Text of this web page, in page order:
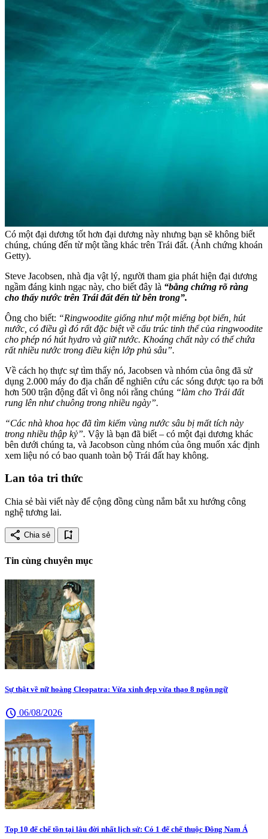
Có một đại dương tốt hơn đại dương này nhưng bạn sẽ không biết
chúng, chúng đến từ một tầng khác trên Trái đất. (Ảnh chứng khoán
Getty).
Steve Jacobsen, nhà địa vật lý, người tham gia phát hiện đại dương
ngầm đáng kinh ngạc này, cho biết đây là “bằng chứng rõ ràng
cho thấy nước trên Trái đất đến từ bên trong”.
Ông cho biết: “Ringwoodite giống như một miếng bọt biển, hút
nước, có điều gì đó rất đặc biệt về cấu trúc tinh thể của ringwoodite
cho phép nó hút hydro và giữ nước. Khoáng chất này có thể chứa
rất nhiều nước trong điều kiện lớp phủ sâu”.
Về cách họ thực sự tìm thấy nó, Jacobsen và nhóm của ông đã sử
dụng 2.000 máy đo địa chấn để nghiên cứu các sóng được tạo ra bởi
hơn 500 trận động đất vì ông nói rằng chúng “làm cho Trái đất
rung lên như chuông trong nhiều ngày”.
“Các nhà khoa học đã tìm kiếm vùng nước sâu bị mất tích này
trong nhiều thập kỷ”. Vậy là bạn đã biết – có một đại dương khác
bên dưới chúng ta, và Jacobson cùng nhóm của ông muốn xác định
xem liệu nó có bao quanh toàn bộ Trái đất hay không.
Lan tỏa tri thức
Chia sẻ bài viết này để cộng đồng cùng nắm bắt xu hướng công
nghệ tương lai.
share Chia sẻ bookmark_add
Tin cùng chuyên mục
Sự thật về nữ hoàng Cleopatra: Vừa xinh đẹp vừa thạo 8 ngôn ngữ
schedule 06/08/2026
Top 10 đế chế tồn tại lâu đời nhất lịch sử: Có 1 đế chế thuộc Đông Nam Á